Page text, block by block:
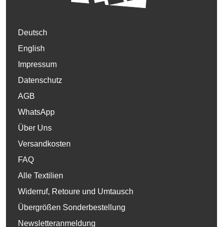
Deutsch
English
Impressum
Datenschutz
AGB
WhatsApp
Über Uns
Versandkosten
FAQ
Alle Textilien
Widerruf, Retoure und Umtausch
Übergrößen Sonderbestellung
Newsletteranmeldung